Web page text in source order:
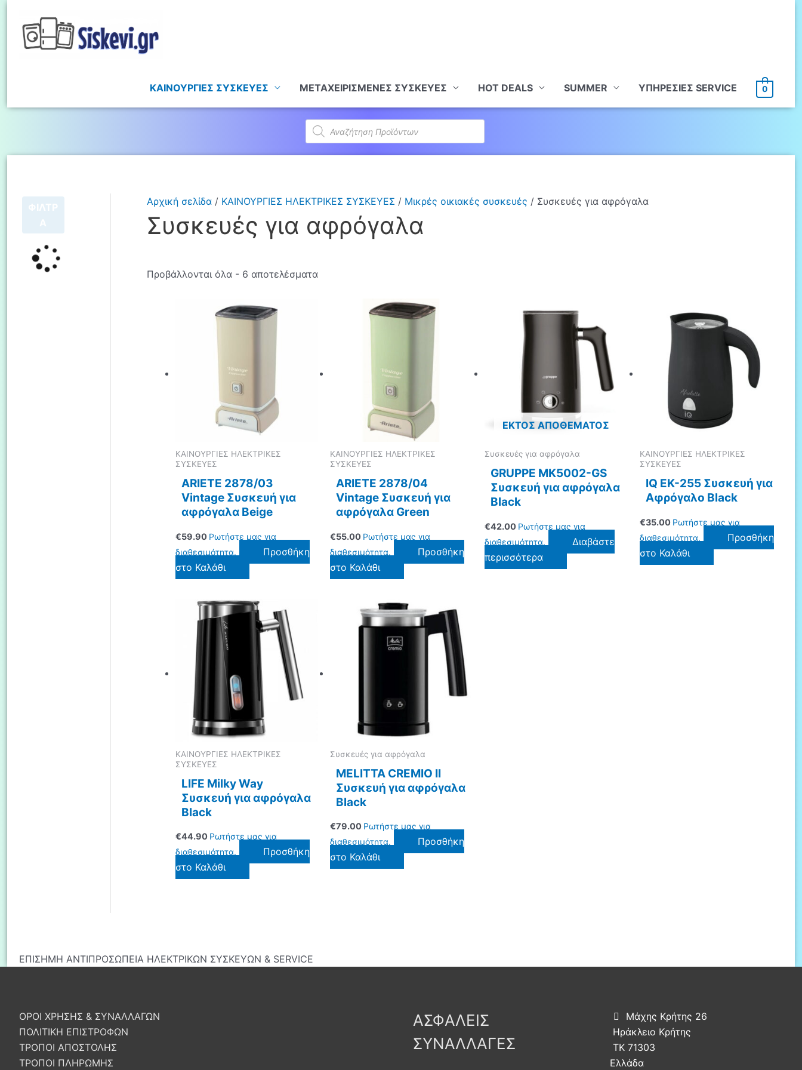
ΚΑΙΝΟΥΡΓΙΕΣ ΣΥΣΚΕΥΕΣ ΜΕΤΑΧΕΙΡΙΣΜΕΝΕΣ ΣΥΣΚΕΥΕΣ HOT DEALS SUMMER ΥΠHΡΕΣΙΕΣ SERVICE 0
Products
search
ΦΙΛΤΡ
Α
Αρχική σελίδα/ ΚΑΙΝΟΥΡΓΙΕΣ ΗΛΕΚΤΡΙΚΕΣ ΣΥΣΚΕΥΕΣ / Μικρές οικιακές συσκευές / Συσκευές για αφρόγαλα
Συσκευές για αφρόγαλα
Προβάλλονται όλα - 6 αποτελέσματα
ΚΑΙΝΟΥΡΓΙΕΣ ΗΛΕΚΤΡΙΚΕΣ
ΣΥΣΚΕΥΕΣ
ARIETE 2878/03
Vintage Συσκευή για
αφρόγαλα Beige
€59.90 Ρωτήστε μας για
διαθεσιμότητα.
Προσθήκη
στο Καλάθι
ΚΑΙΝΟΥΡΓΙΕΣ ΗΛΕΚΤΡΙΚΕΣ
ΣΥΣΚΕΥΕΣ
ARIETE 2878/04
Vintage Συσκευή για
αφρόγαλα Green
€55.00 Ρωτήστε μας για
διαθεσιμότητα.
Προσθήκη
στο Καλάθι
ΕΚΤΌΣ ΑΠΟΘΈΜΑΤΟΣ
Συσκευές για αφρόγαλα
GRUPPE MK5002-GS
Συσκευή για αφρόγαλα
Black
€42.00 Ρωτήστε μας για
διαθεσιμότητα.
Διαβάστε
περισσότερα
ΚΑΙΝΟΥΡΓΙΕΣ ΗΛΕΚΤΡΙΚΕΣ
ΣΥΣΚΕΥΕΣ
IQ EK-255 Συσκευή για
Αφρόγαλο Black
€35.00 Ρωτήστε μας για
διαθεσιμότητα.
Προσθήκη
στο Καλάθι
ΚΑΙΝΟΥΡΓΙΕΣ ΗΛΕΚΤΡΙΚΕΣ
ΣΥΣΚΕΥΕΣ
LIFE Milky Way
Συσκευή για αφρόγαλα
Black
€44.90 Ρωτήστε μας για
διαθεσιμότητα.
Προσθήκη
στο Καλάθι
Συσκευές για αφρόγαλα
MELITTA CREMIO II
Συσκευή για αφρόγαλα
Black
€79.00 Ρωτήστε μας για
διαθεσιμότητα.
Προσθήκη
στο Καλάθι
ΕΠΙΣΗΜΗ ΑΝΤΙΠΡΟΣΩΠΕΙΑ ΗΛΕΚΤΡΙΚΩΝ ΣΥΣΚΕΥΩΝ & SERVICE
ΟΡΟΙ ΧΡΗΣΗΣ & ΣΥΝΑΛΛΑΓΩΝ
ΠΟΛΙΤΙΚΗ ΕΠΙΣΤΡΟΦΩΝ
ΤΡΟΠΟΙ ΑΠΟΣΤΟΛΗΣ
ΤΡΟΠΟΙ ΠΛΗΡΩΜΗΣ
ΑΣΦΑΛΕΙΣ
ΣΥΝΑΛΛΑΓΕΣ

Μάχης Κρήτης 26
Ηράκλειο Κρήτης
ΤΚ 71303
Ελλάδα